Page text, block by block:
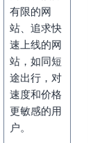
有限的网
站、追求快
速上线的网
站，如同短
途出行，对
速度和价格
更敏感的用
户。